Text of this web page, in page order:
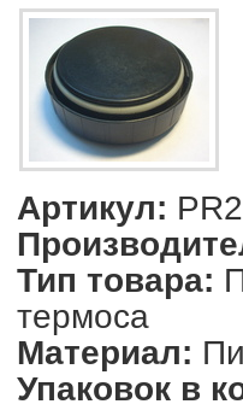
Артикул:
Тип товара:
термоса
Материал:
Упаковок в